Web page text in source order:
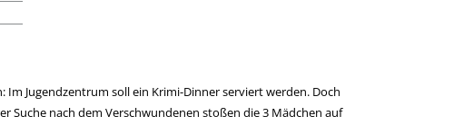
Im Jugendzentrum soll ein Krimi-Dinner serviert werden. Doch
Suche nach dem Verschwundenen stoßen die 3 Mädchen auf